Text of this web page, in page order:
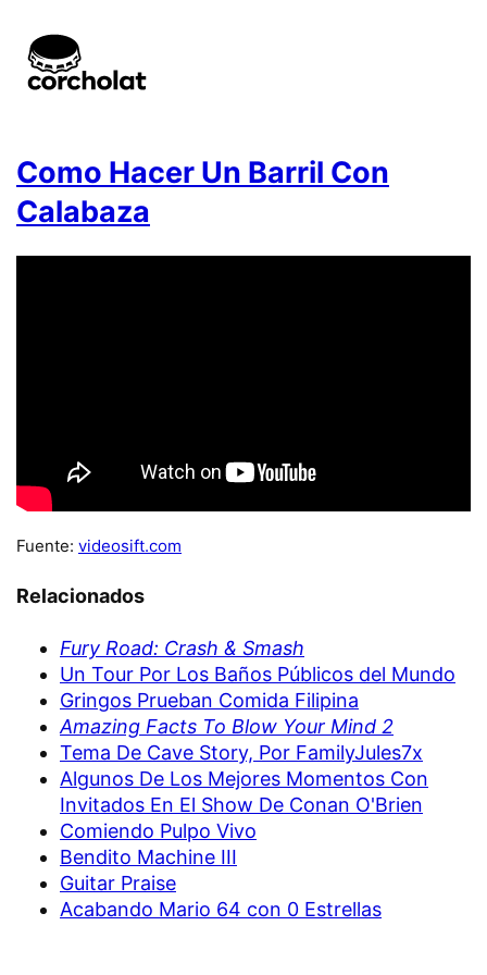
Como Hacer Un Barril Con
Calabaza
Fuente: videosift.com
Relacionados
Fury Road: Crash & Smash
Un Tour Por Los Baños Públicos del Mundo
Gringos Prueban Comida Filipina
Amazing Facts To Blow Your Mind 2
Tema De Cave Story, Por FamilyJules7x
Algunos De Los Mejores Momentos Con
Invitados En El Show De Conan O'Brien
Comiendo Pulpo Vivo
Bendito Machine III
Guitar Praise
Acabando Mario 64 con 0 Estrellas